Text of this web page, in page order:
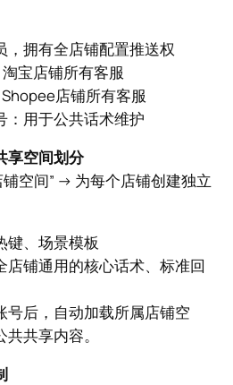
，拥有全店铺配置推送权
宝店铺所有客服
店铺所有客服
：用于公共话术维护
享空间划分
空间” → 为每个店铺创建独立
键、场景模板
店铺通用的核心话术、标准回
号后，自动加载所属店铺空
共享内容。